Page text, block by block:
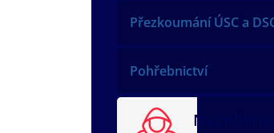
Přezkoumání ÚSC a
Pohřebnictví
NežKlikneš